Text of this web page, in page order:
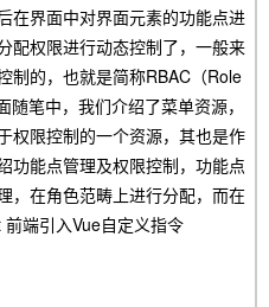
在界面中对界面元素的功能点进
配权限进行动态控制了，一般来
制的，也就是简称RBAC（Role
笔中，我们介绍了菜单资源，
权限控制的一个资源，其也是作
功能点管理及权限控制，功能点
，在角色范畴上进行分配，而在
端引入Vue自定义指令